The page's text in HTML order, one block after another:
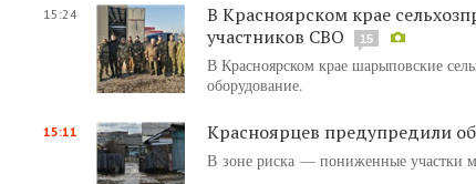
15:24
В Красноярском крае
участников СВО
15
В Красноярском крае шарыповские
оборудование.
15:11 Красноярцев предупредили об
В зоне риска — пониженные участки